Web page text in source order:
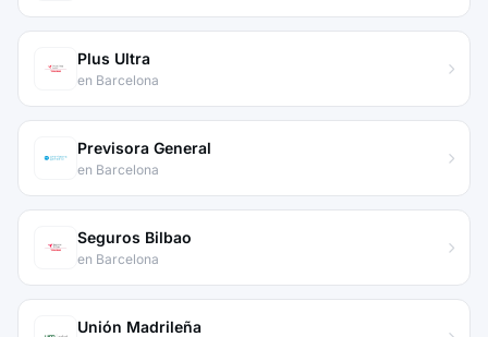
Plus Ultra
en Barcelona
Previsora General
en Barcelona
Seguros Bilbao
en Barcelona
Unión Madrileña